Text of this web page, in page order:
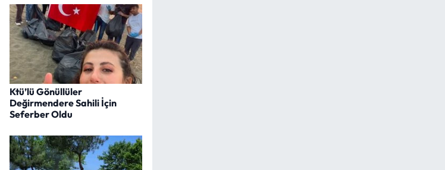
Ktü’lü Gönüllüler
Değirmendere Sahili İçin
Seferber Oldu